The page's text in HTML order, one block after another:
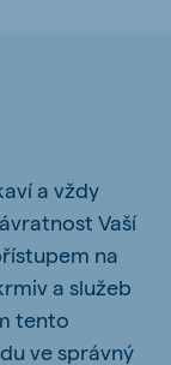
a vždy
Vaší
na
a služeb
tento
ve správný